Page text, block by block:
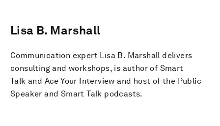
Lisa B. Marshall
Communication expert Lisa B. Marshall delivers
consulting and workshops, is author of Smart
Talk and Ace Your Interview and host of the Public
Speaker and Smart Talk podcasts.